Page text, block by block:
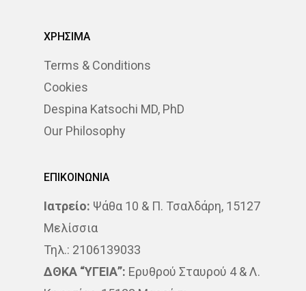
ΧΡΗΣΙΜΑ
Terms & Conditions
Cookies
Despina Katsochi MD, PhD
Our Philosophy
ΕΠΙΚΟΙΝΩΝΙΑ
Ιατρείο: Ψάθα 10 & Π. Τσαλδάρη, 15127
Μελίσσια
Τηλ.: 2106139033
ΔΘΚΑ “ΥΓΕΙΑ”: Ερυθρού Σταυρού 4 & Λ.